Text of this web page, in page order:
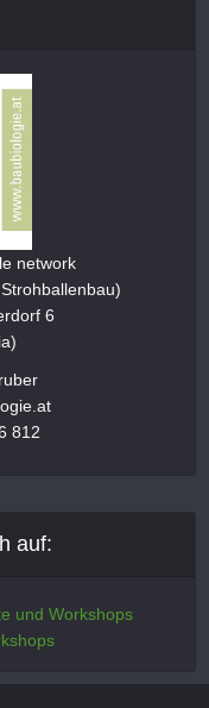
network
6
812
auf:
und Workshops